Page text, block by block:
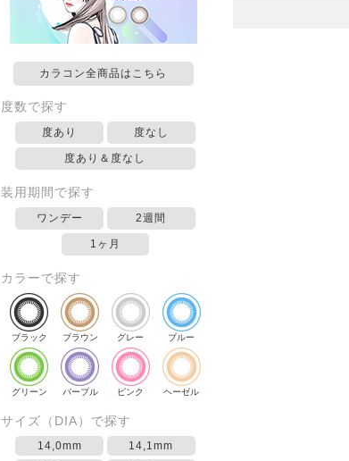
カラコン全商品はこちら
度数で探す
度あり 度なし
度あり＆度なし
装用期間で探す
ワンデー 2週間
1ヶ月
カラーで探す
ブラック ブラウン グレー ブルー
グリーン パープル ピンク ヘーゼル
サイズ（DIA）で探す
14,0mm
14,1mm